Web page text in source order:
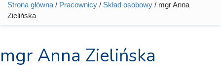
Jesteś tutaj
Strona główna / Pracownicy / Skład osobowy / mgr Anna
Zielińska
mgr Anna Zielińska